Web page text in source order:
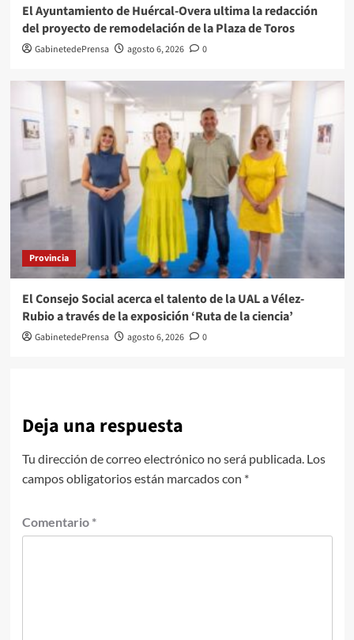
El Ayuntamiento de Huércal-Overa ultima la redacción
del proyecto de remodelación de la Plaza de Toros
GabinetedePrensa agosto 6, 2026 0
Provincia
El Consejo Social acerca el talento de la UAL a Vélez-
Rubio a través de la exposición ‘Ruta de la ciencia’
GabinetedePrensa agosto 6, 2026 0
Deja una respuesta
Tu dirección de correo electrónico no será publicada. Los
campos obligatorios están marcados con *
Comentario *